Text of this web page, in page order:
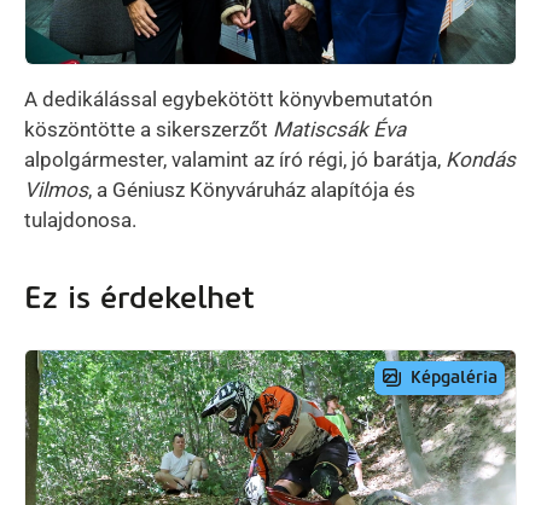
A dedikálással egybekötött könyvbemutatón
köszöntötte a sikerszerzőt Matiscsák Éva
alpolgármester, valamint az író régi, jó barátja, Kondás
Vilmos, a Géniusz Könyváruház alapítója és
tulajdonosa.
Ez is érdekelhet
Képgaléria